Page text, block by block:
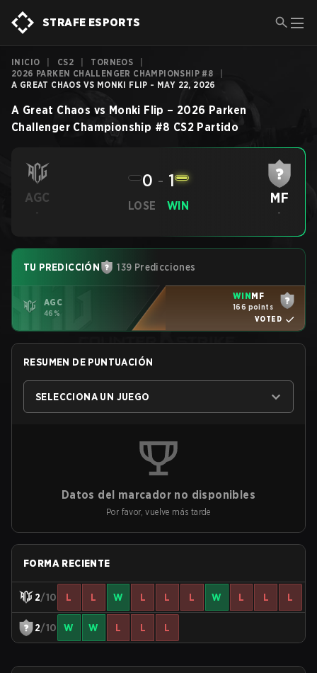
STRAFE ESPORTS
INICIO CS2 TORNEOS
2026 PARKEN CHALLENGER CHAMPIONSHIP #8
A GREAT CHAOS VS MONKI FLIP - MAY 22, 2026
A Great Chaos vs Monki Flip – 2026 Parken
Challenger Championship #8 CS2 Partido
AGC
-
LOSE
0 - 1
WIN MF
-
TU PREDICCIÓN 139 Predicciones
AGC
46%
WINMF
166 points
VOTED
RESUMEN DE PUNTUACIÓN
SELECCIONA UN JUEGO
Datos del marcador no disponibles
Por favor, vuelve más tarde
FORMA RECIENTE
2/10 L L W L L L W L L L
2/10 W W L L L